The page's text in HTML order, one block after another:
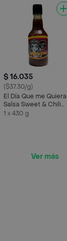
$ 16.035
($37.30/g)
El Día Que me
Salsa Sweet & Chili
Pimentones Pimienta
1 x 430 g
Ver más